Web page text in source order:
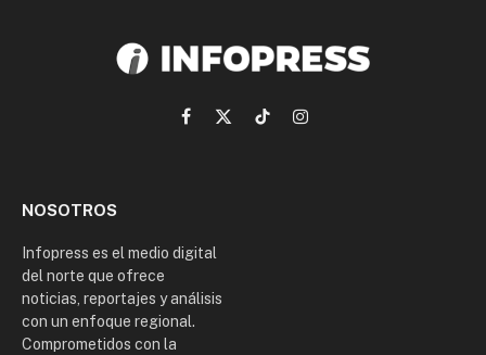
Facebook
X
TikTokInstagram
NOSOTROS
Infopress es el medio digital
del norte que ofrece
noticias, reportajes y análisis
con un enfoque regional.
Comprometidos con la